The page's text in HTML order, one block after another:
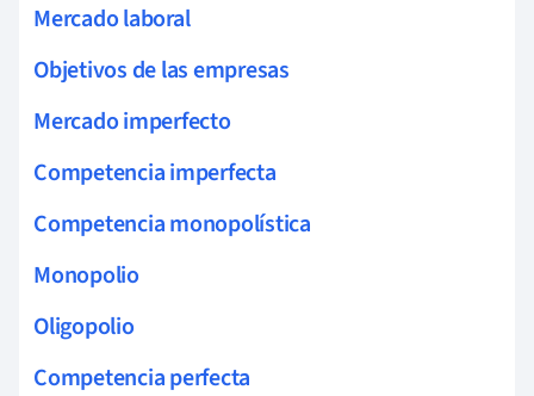
Mercado laboral
Objetivos de las empresas
Mercado imperfecto
Competencia imperfecta
Competencia monopolística
Monopolio
Oligopolio
Competencia perfecta